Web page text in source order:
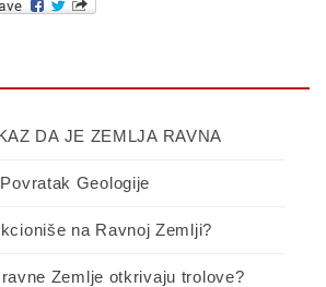
DA JE ZEMLJA RAVNA
Geologije
na Ravnoj Zemlji?
Zemlje otkrivaju trolove?